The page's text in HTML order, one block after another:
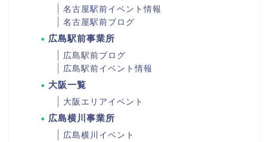
名古屋駅前イベント情報
名古屋駅前ブログ
広島駅前事業所
広島駅前ブログ
広島駅前イベント情報
大阪一覧
大阪エリアイベント
広島横川事業所
広島横川イベント